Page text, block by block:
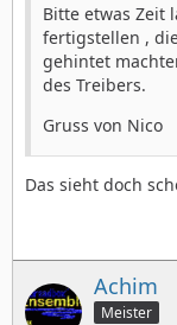
Bitte etwas Zeit
fertigstellen ,
gehintet
des Treibers.
Gruss von Nico
Das sieht doch
Achim
Meister